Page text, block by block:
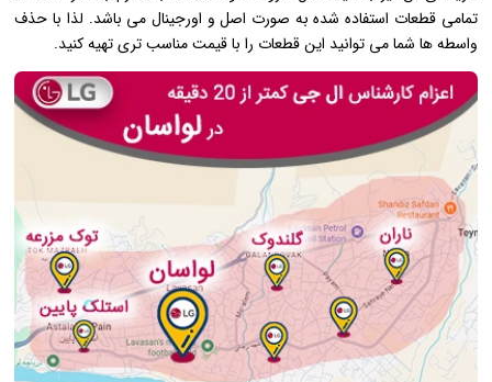
تمامی قطعات استفاده شده به صورت اصل و اورجینال می باشد. لذا با حذف
واسطه ها شما می توانید این قطعات را با قیمت مناسب تری تهیه کنید.